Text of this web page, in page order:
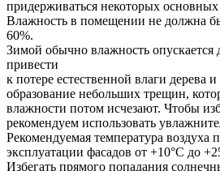
придерживаться некоторых
Влажность в помещении не должна
60%.
Зимой обычно влажность опускается
привести
к потере естественной влаги дерева и
образование небольших трещин,
влажности потом исчезают. Чтобы
рекомендуем использовать
Рекомендуемая температура воздуха
эксплуатации фасадов от +10°С до
Избегать прямого попадания